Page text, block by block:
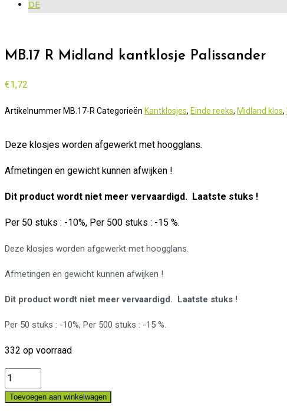
DE
MB.17 R Midland kantklosje Palissander
€1,72
Artikelnummer MB.17-RCategorieën Kantklosjes, Einde reeks, Midland klos,
Deze klosjes worden afgewerkt met hoogglans.
Afmetingen en gewicht kunnen afwijken !
Dit product wordt niet meer vervaardigd. Laatste stuks !
Per 50 stuks : -10%, Per 500 stuks : -15 %.
Deze klosjes worden afgewerkt met hoogglans.
Afmetingen en gewicht kunnen afwijken !
Dit product wordt niet meer vervaardigd. Laatste stuks !
Per 50 stuks : -10%, Per 500 stuks : -15 %.
332 op voorraad
MB.17
RToevoegen aan winkelwagen